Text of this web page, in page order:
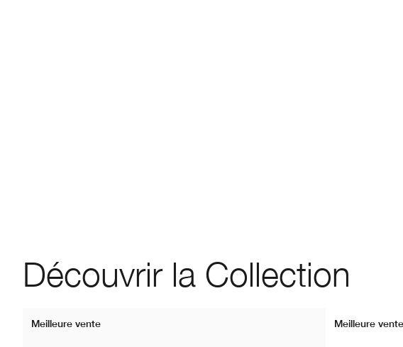
Découvrir la Collection
Meilleure vente Meilleure vente